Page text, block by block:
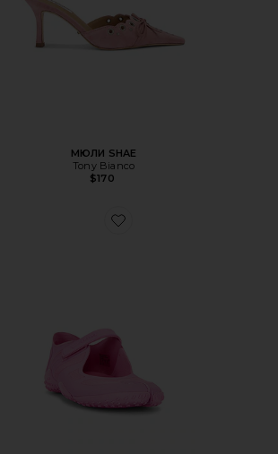
МЮЛИ SHAE
Tony Bianco
$170
Favorite КРОССОВКИ RIFT MESH